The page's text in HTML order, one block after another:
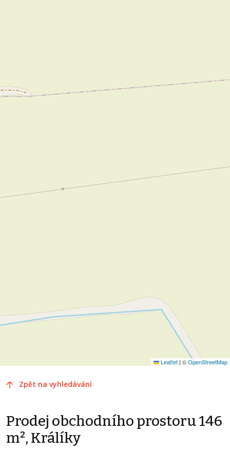
Leaflet | ©OpenStreetMap
Zpět na vyhledávání
Prodej obchodního prostoru 146
m², Králíky